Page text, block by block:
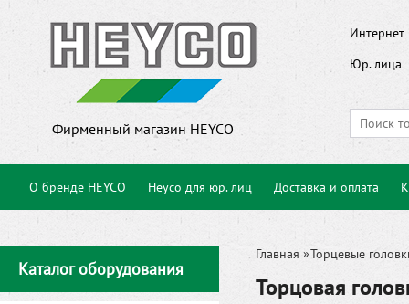
Фирменный магазин HEYCO
Интернет
Юр. лица
О бренде HEYCO Heyco для юр. лиц Доставка и оплата
Каталог оборудования
Главная »Торцевые
Торцовая